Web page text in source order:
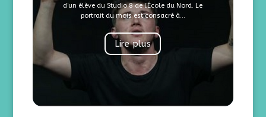
d’un élève du Studio 8 de l’École du Nord. Le
portrait du mois est consacré à...
Lire plus